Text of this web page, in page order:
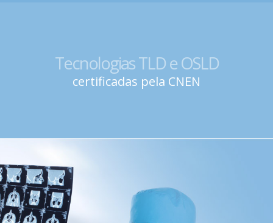
Tecnologias TLD e OSLD
certificadas pela CNEN